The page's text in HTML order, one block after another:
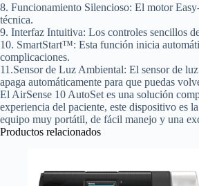
8. Funcionamiento Silencioso: El motor
técnica.
9. Interfaz Intuitiva: Los controles sencillos
10. SmartStart™: Esta función inicia
complicaciones.
11.Sensor de Luz Ambiental: El sensor de
apaga automáticamente para que puedas
El AirSense 10 AutoSet es una solución
experiencia del paciente, este dispositivo es
equipo muy portátil, de fácil manejo y una
Productos relacionados